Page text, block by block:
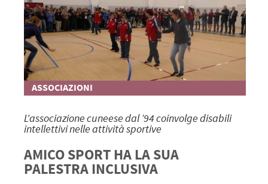
ASSOCIAZIONI
L'associazione cuneese dal ’94 coinvolge disabili
intellettivi nelle attività sportive
AMICO SPORT HA LA SUA
PALESTRA INCLUSIVA